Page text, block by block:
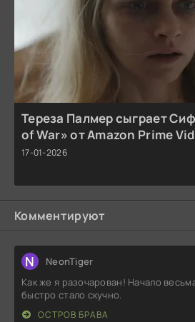
Тереза Палмер сыграет
of War» от Amazon Prime
17-01-2026
Комментируют
N NeonTiger
Как же я разочарован! Начало
быстро стало скучно.
ОСТРОВ БРАВА